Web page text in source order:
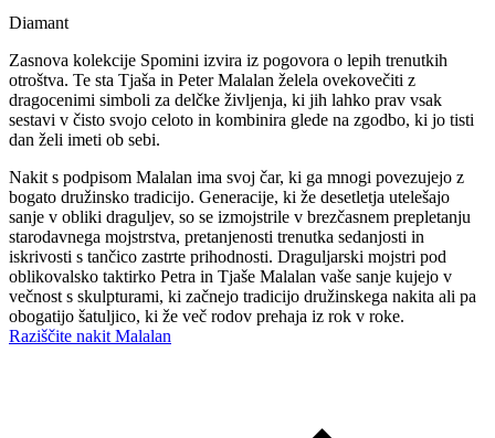
Diamant
Zasnova kolekcije Spomini izvira iz pogovora o lepih trenutkih
otroštva. Te sta Tjaša in Peter Malalan želela ovekovečiti z
dragocenimi simboli za delčke življenja, ki jih lahko prav vsak
sestavi v čisto svojo celoto in kombinira glede na zgodbo, ki jo tisti
dan želi imeti ob sebi.
Nakit s podpisom Malalan ima svoj čar, ki ga mnogi povezujejo z
bogato družinsko tradicijo. Generacije, ki že desetletja utelešajo
sanje v obliki draguljev, so se izmojstrile v brezčasnem prepletanju
starodavnega mojstrstva, pretanjenosti trenutka sedanjosti in
iskrivosti s tančico zastrte prihodnosti. Draguljarski mojstri pod
oblikovalsko taktirko Petra in Tjaše Malalan vaše sanje kujejo v
večnost s skulpturami, ki začnejo tradicijo družinskega nakita ali pa
obogatijo šatuljico, ki že več rodov prehaja iz rok v roke.
Raziščite nakit Malalan